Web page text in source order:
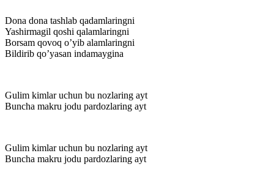
Dona dona tashlab qadamlaringni
Yashirmagil qoshi qalamlaringni
Borsam qovoq o’yib alamlaringni
Bildirib qo’yasan indamaygina
Gulim kimlar uchun bu nozlaring ayt
Buncha makru jodu pardozlaring ayt
Gulim kimlar uchun bu nozlaring ayt
Buncha makru jodu pardozlaring ayt